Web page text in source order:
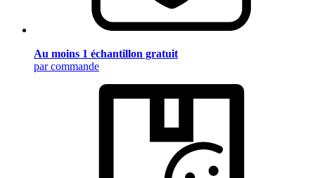
Au moins 1 échantillon gratuit
par commande